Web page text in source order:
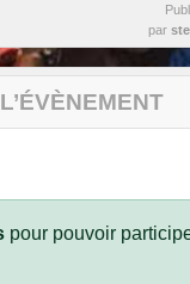
par
pour pouvoir